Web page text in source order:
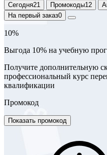
Сегодня21 Промокоды12
На первый заказ0
10%
Выгода 10% на учебную
Получите дополнительную
профессиональный курс
квалификации
Промокод
Показать промокод